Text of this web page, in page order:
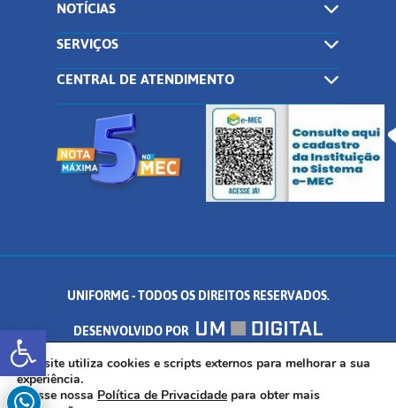
Abrir a barra de ferramentas
NOTÍCIAS
SERVIÇOS
CENTRAL DE ATENDIMENTO
UNIFORMG - TODOS OS DIREITOS RESERVADOS.
DESENVOLVIDO POR
AV. DR. ARNALDO DE SENNA, 328 - PALMEIRAS, FORMIGA/MG - CEP:
35.574.530
Este site utiliza cookies e scripts externos para melhorar a sua
experiência.
Acesse nossa Política de Privacidade para obter mais